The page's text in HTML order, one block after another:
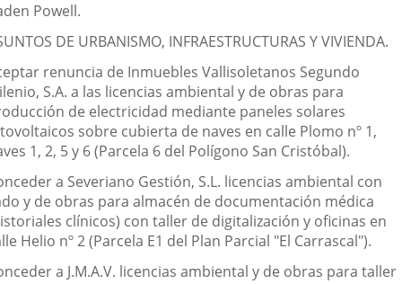
Powell.
DE URBANISMO, INFRAESTRUCTURAS Y VIVIENDA.
renuncia de Inmuebles Vallisoletanos Segundo
S.A. a las licencias ambiental y de obras para
de electricidad mediante paneles solares
sobre cubierta de naves en calle Plomo nº 1,
1, 2, 5 y 6 (Parcela 6 del Polígono San Cristóbal).
a Severiano Gestión, S.L. licencias ambiental con
y de obras para almacén de documentación médica
clínicos) con taller de digitalización y oficinas en
Helio nº 2 (Parcela E1 del Plan Parcial "El Carrascal").
a J.M.A.V. licencias ambiental y de obras para taller